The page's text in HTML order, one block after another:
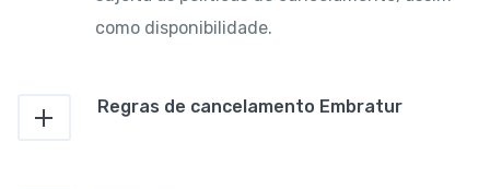
como disponibilidade.
Regras de cancelamento Embratur